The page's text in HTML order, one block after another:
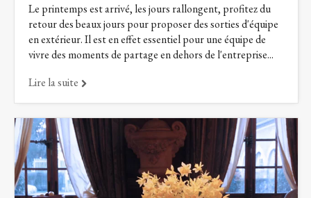
Le printemps est arrivé, les jours rallongent, profitez du
retour des beaux jours pour proposer des sorties d'équipe
en extérieur. Il est en effet essentiel pour une équipe de
vivre des moments de partage en dehors de l'entreprise...
Lire la suite